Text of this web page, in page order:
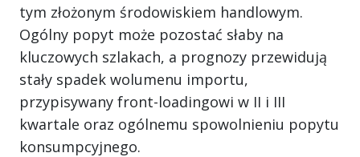
tym złożonym środowiskiem handlowym.
Ogólny popyt może pozostać słaby na
kluczowych szlakach, a prognozy przewidują
stały spadek wolumenu importu,
przypisywany front-loadingowi w II i III
kwartale oraz ogólnemu spowolnieniu popytu
konsumpcyjnego.